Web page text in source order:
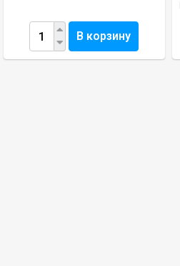
В корзину